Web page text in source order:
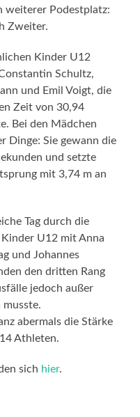
weiterer Podestplatz:
Zweiter.
Kinder U12
Schultz,
und Emil Voigt, die
Zeit von 30,94
Bei den Mädchen
Dinge: Sie gewann die
und setzte
mit 3,74 m an
Tag durch die
U12 mit Anna
und Johannes
den dritten Rang
jedoch außer
musste.
abermals die Stärke
Athleten.
sich hier.